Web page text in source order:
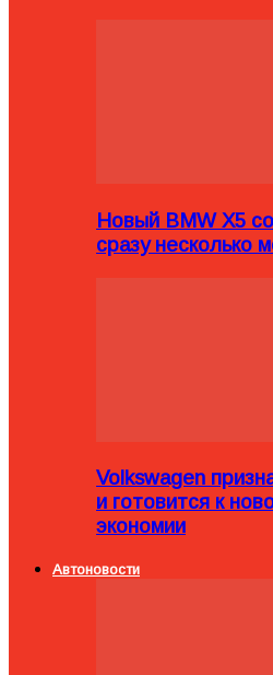
Новый BMW X5
сразу несколько
Volkswagen
и готовится к
экономии
Автоновости